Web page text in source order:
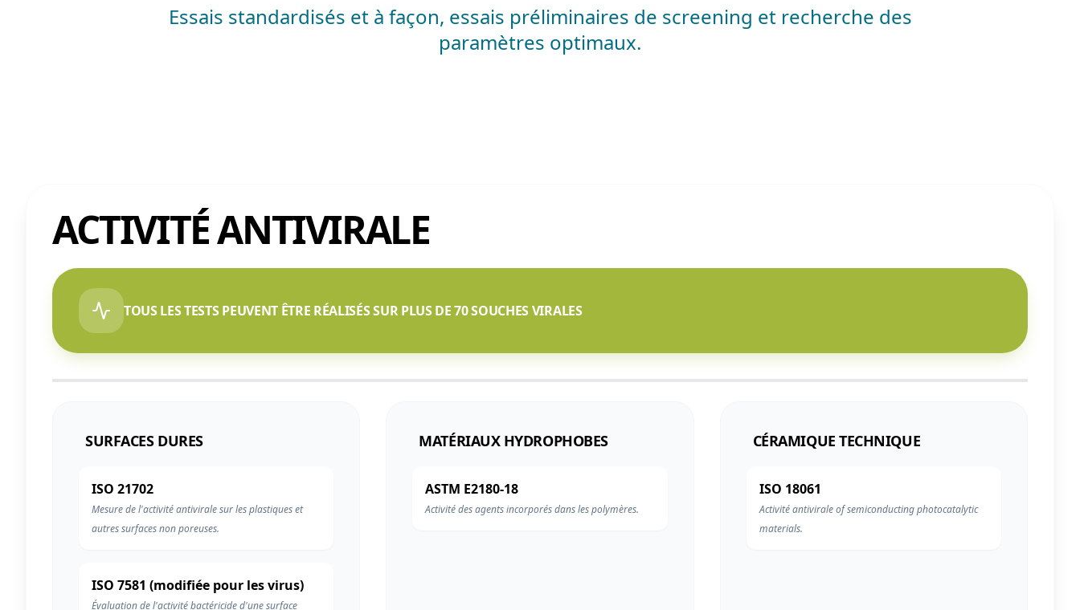
Essais standardisés et à façon, essais préliminaires de screening et recherche des
paramètres optimaux.
ACTIVITÉ ANTIVIRALE
TOUS LES TESTS PEUVENT ÊTRE RÉALISÉS SUR PLUS DE 70 SOUCHES VIRALES
SURFACES DURES
ISO 21702
Mesure de l'activité antivirale sur les plastiques et
autres surfaces non poreuses.
ISO 7581 (modifiée pour les virus)
Évaluation de l'activité bactéricide d'une surface
MATÉRIAUX HYDROPHOBES
ASTM E2180-18
Activité des agents incorporés dans les polymères.
CÉRAMIQUE TECHNIQUE
ISO 18061
Activité antivirale of semiconducting photocatalytic
materials.